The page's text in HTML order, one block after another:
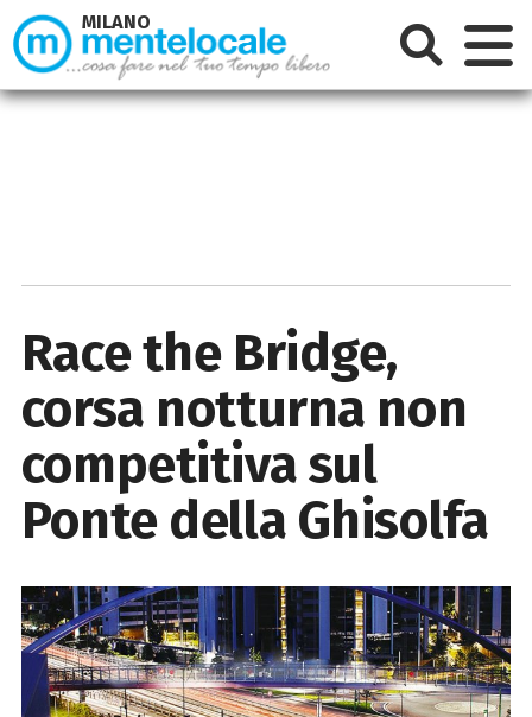
Race the Bridge,
corsa notturna non
competitiva sul
Ponte della Ghisolfa
MILANO